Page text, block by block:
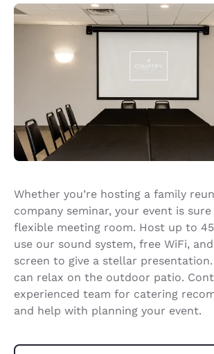
Whether you’re hosting a family
company seminar, your event is
flexible meeting room. Host up to
use our sound system, free WiFi,
screen to give a stellar
can relax on the outdoor patio.
experienced team for catering
and help with planning your event.